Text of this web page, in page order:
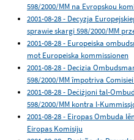
598/2000/MM na Evropskou
2001-08-28 - Decyzja
sprawie skargi 598/2000/MM
2001-08-28 - Europeiska
mot Europeiska kommissionen
2001-08-28 - Decizia
598/2000/MM împotriva
2001-08-28 - Deċiżjoni tal-
598/2000/MM kontra l-
2001-08-28 - Eiropas Ombuda
Eiropas Komisiju